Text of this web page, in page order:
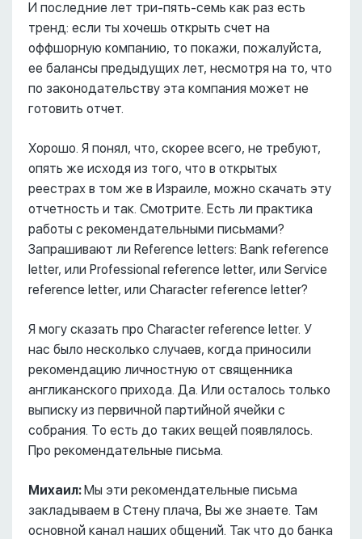
И последние лет три-пять-семь как раз есть
тренд: если ты хочешь открыть счет на
оффшорную компанию, то покажи, пожалуйста,
ее балансы предыдущих лет, несмотря на то, что
по законодательству эта компания может не
готовить отчет.
Хорошо. Я понял, что, скорее всего, не требуют,
опять же исходя из того, что в открытых
реестрах в том же в Израиле, можно скачать эту
отчетность и так. Смотрите. Есть ли практика
работы с рекомендательными письмами?
Запрашивают ли Reference letters: Bank reference
letter, или Professional reference letter, или Service
reference letter, или Character reference letter?
Я могу сказать про Character reference letter. У
нас было несколько случаев, когда приносили
рекомендацию личностную от священника
англиканского прихода. Да. Или осталось только
выписку из первичной партийной ячейки с
собрания. То есть до таких вещей появлялось.
Про рекомендательные письма.
Михаил:Мы эти рекомендательные письма
закладываем в Стену плача, Вы же знаете. Там
основной канал наших общений. Так что до банка